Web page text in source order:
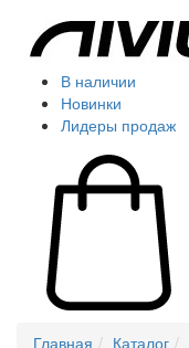
В наличии
Новинки
Лидеры продаж
Главная
Каталог